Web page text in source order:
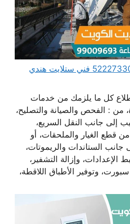
فني ستلايت المطلاع 52227330 فني ستلايت هندي
كل ما يلزمك من خدمات
من : الفحص والصيانة والتصليح،
إلى جانب النقل السريع،
قطع الغيار والملحقات، أو
جانب الستاندات والريموتات،
وإزالة التشفير،
وتوفير الأطباق اللاقطة،